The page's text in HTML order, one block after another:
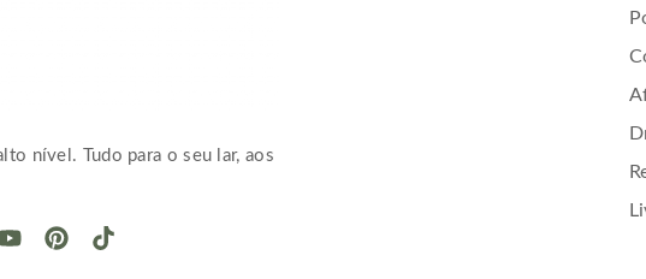
nível. Tudo para o seu lar, aos